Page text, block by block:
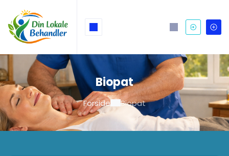
Biopat
Forside Biopat